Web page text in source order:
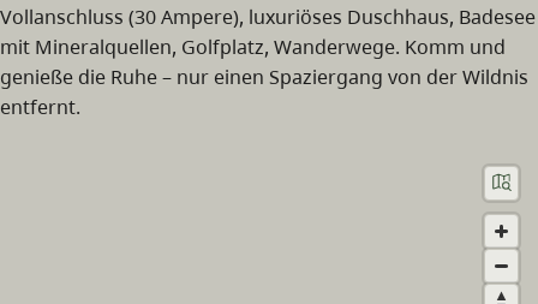
Vollanschluss (30 Ampere), luxuriöses Duschhaus, Badesee
mit Mineralquellen, Golfplatz, Wanderwege. Komm und
genieße die Ruhe – nur einen Spaziergang von der Wildnis
entfernt.